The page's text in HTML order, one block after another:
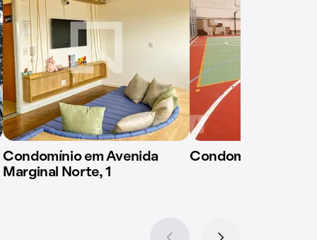
Condomínio em Avenida
Marginal Norte, 1
Condomínio em Rua